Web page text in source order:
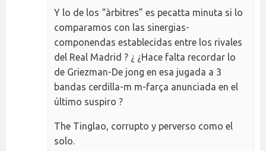
Y lo de los “àrbitres” es pecatta minuta si lo
comparamos con las sinergias-
componendas establecidas entre los rivales
del Real Madrid ? ¿ ¿Hace falta recordar lo
de Griezman-De jong en esa jugada a 3
bandas cerdilla-m m-farça anunciada en el
último suspiro ?
The Tinglao, corrupto y perverso como el
solo.